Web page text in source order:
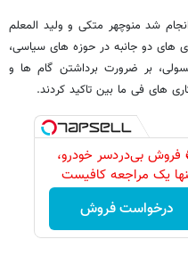
شد منوچهر متکی و ولید المعلم
های دو جانبه در حوزه های سیاسی،
بر ضرورت برداشتن گام ها و
های فی ما بین تاکید کردند.
فروش بی‌دردسر خودرو،
یک مراجعه کافیست
درخواست فروش